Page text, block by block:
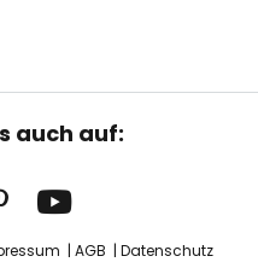
auch auf:
AGB Datenschutz